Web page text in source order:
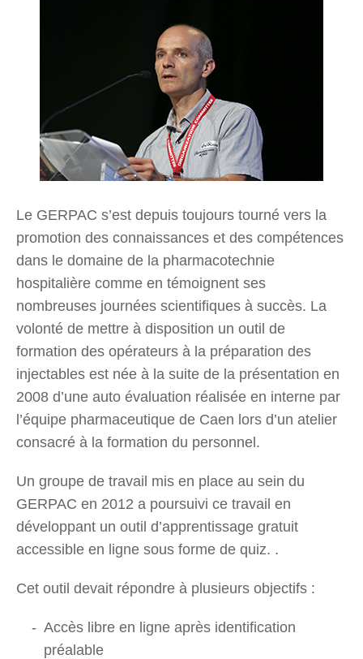
Le GERPAC s’est depuis toujours tourné vers la
promotion des connaissances et des compétences
dans le domaine de la pharmacotechnie
hospitalière comme en témoignent ses
nombreuses journées scientifiques à succès. La
volonté de mettre à disposition un outil de
formation des opérateurs à la préparation des
injectables est née à la suite de la présentation en
2008 d’une auto évaluation réalisée en interne par
l’équipe pharmaceutique de Caen lors d’un atelier
consacré à la formation du personnel.
Un groupe de travail mis en place au sein du
GERPAC en 2012 a poursuivi ce travail en
développant un outil d’apprentissage gratuit
accessible en ligne sous forme de quiz. .
Cet outil devait répondre à plusieurs objectifs :
Accès libre en ligne après identification
préalable